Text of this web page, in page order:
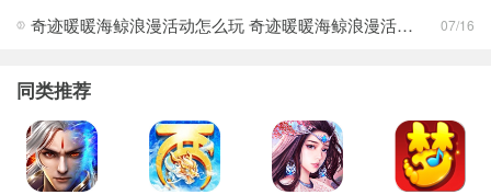
奇迹暖暖海鲸浪漫活动怎么玩 奇迹暖暖海鲸浪漫活动玩法一览 07/16
同类推荐